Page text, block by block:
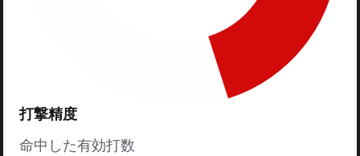
打撃精度
命中した有効打数